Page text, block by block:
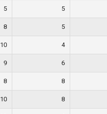
5
5
5
8
4
10
6
9
8
8
8
10